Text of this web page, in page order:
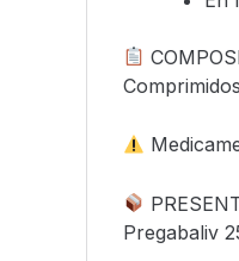
Pregabaliv